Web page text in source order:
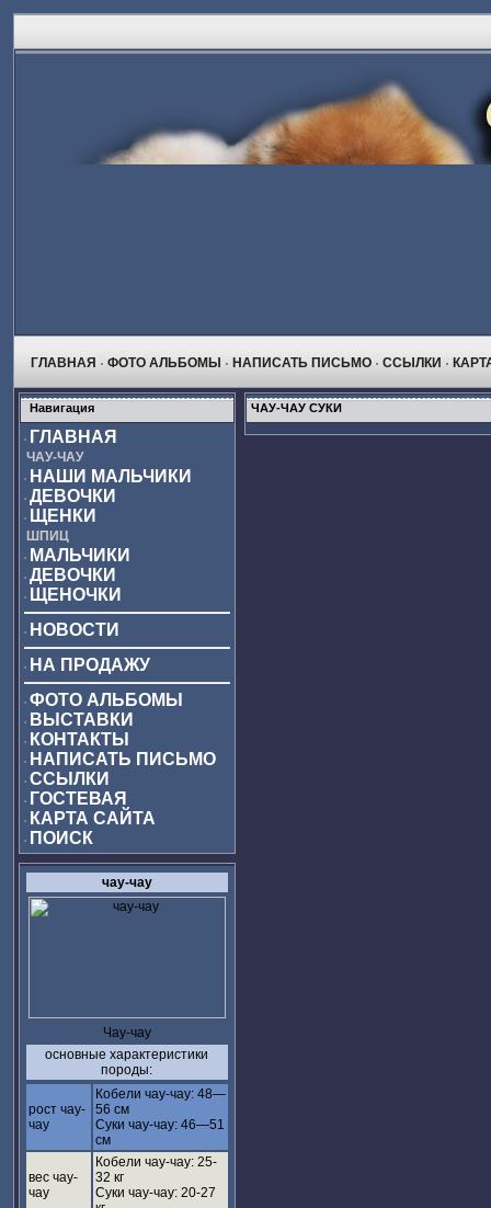
ГЛАВНАЯ ФОТО АЛЬБОМЫ НАПИСАТЬ ПИСЬМО ССЫЛКИ
Навигация
ГЛАВНАЯ
ЧАУ-ЧАУ
НАШИ МАЛЬЧИКИ
ДЕВОЧКИ
ЩЕНКИ
ШПИЦ
МАЛЬЧИКИ
ДЕВОЧКИ
ЩЕНОЧКИ
НОВОСТИ
НА ПРОДАЖУ
ФОТО АЛЬБОМЫ
ВЫСТАВКИ
КОНТАКТЫ
НАПИСАТЬ ПИСЬМО
ССЫЛКИ
ГОСТЕВАЯ
КАРТА САЙТА
ПОИСК
чау-чау
Чау-чау
основные характеристики
породы:
рост чау-
чау
Кобели чау-чау: 48—
56 см
Суки чау-чау: 46—51
см
вес чау-
чау
Кобели чау-чау: 25-
32 кг
Суки чау-чау: 20-27
ЧАУ-ЧАУ СУКИ